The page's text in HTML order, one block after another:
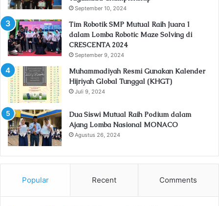
September 10, 2024
Tim Robotik SMP Mutual Raih Juara 1
dalam Lomba Robotic Maze Solving di
CRESCENTA 2024
September 9, 2024
Muhammadiyah Resmi Gunakan Kalender
Hijriyah Global Tunggal (KHGT)
Juli 9, 2024
Dua Siswi Mutual Raih Podium dalam
Ajang Lomba Nasional MONACO
Agustus 26, 2024
Popular Recent Comments